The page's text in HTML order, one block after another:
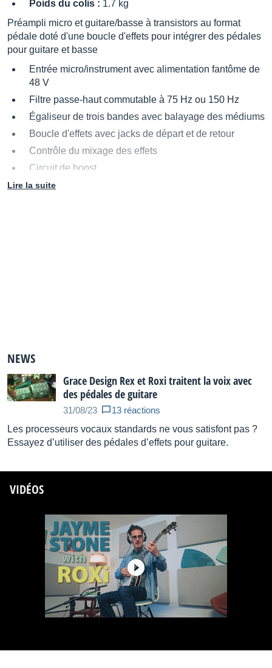
Poids du colis : 1.7 kg
Préampli micro et guitare/basse à transistors au format
pédale doté d'une boucle d'effets pour intégrer des pédales
pour guitare et basse
Entrée micro/instrument avec alimentation fantôme de
48 V
Filtre passe-haut commutable à 75 Hz ou 150 Hz
Égaliseur de trois bandes avec balayage des médiums
Boucle d'effets avec jacks de départ et de retour
Contrôle du mixage des effets
Circuit de boost
Commutateur Mute
Lire la suite
NEWS
Grace Design Rex et Roxi traitent la voix avec
des pédales de guitare
31/08/23
13 réactions
Les processeurs vocaux standards ne vous satisfont pas ?
Essayez d’utiliser des pédales d’effets pour guitare.
VIDÉOS